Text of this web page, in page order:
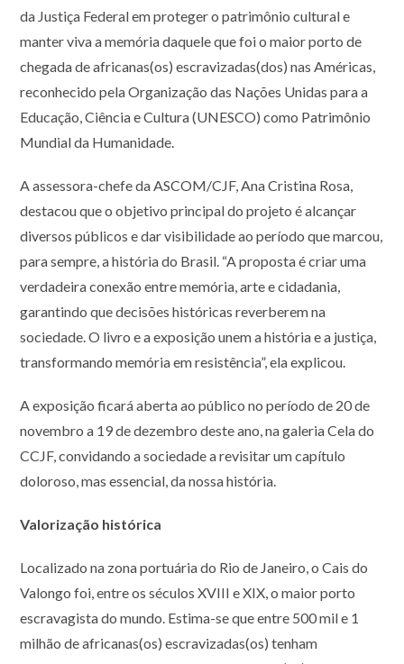
da Justiça Federal em proteger o patrimônio cultural e
manter viva a memória daquele que foi o maior porto de
chegada de africanas(os) escravizadas(dos) nas Américas,
reconhecido pela Organização das Nações Unidas para a
Educação, Ciência e Cultura (UNESCO) como Patrimônio
Mundial da Humanidade.
A assessora-chefe da ASCOM/CJF, Ana Cristina Rosa,
destacou que o objetivo principal do projeto é alcançar
diversos públicos e dar visibilidade ao período que marcou,
para sempre, a história do Brasil. “A proposta é criar uma
verdadeira conexão entre memória, arte e cidadania,
garantindo que decisões históricas reverberem na
sociedade. O livro e a exposição unem a história e a justiça,
transformando memória em resistência”, ela explicou.
A exposição ficará aberta ao público no período de 20 de
novembro a 19 de dezembro deste ano, na galeria Cela do
CCJF, convidando a sociedade a revisitar um capítulo
doloroso, mas essencial, da nossa história.
Valorização histórica
Localizado na zona portuária do Rio de Janeiro, o Cais do
Valongo foi, entre os séculos XVIII e XIX, o maior porto
escravagista do mundo. Estima-se que entre 500 mil e 1
milhão de africanas(os) escravizadas(os) tenham